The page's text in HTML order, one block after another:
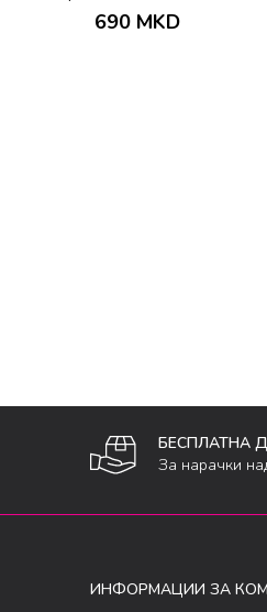
690 MKD
БЕСПЛАТНА
За нарачки
ИНФОРМАЦИИ ЗА